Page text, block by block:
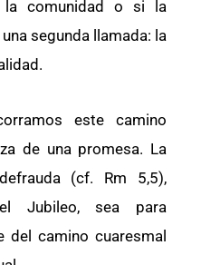
comunidad o si la
segunda llamada: la
este camino
de una promesa. La
(cf. Rm 5,5),
Jubileo, sea para
del camino cuaresmal